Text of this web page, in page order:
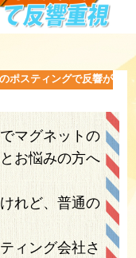
ポスティングで反響が
マグネットの
お悩みの方へ
れど、普通の
ィング会社さ